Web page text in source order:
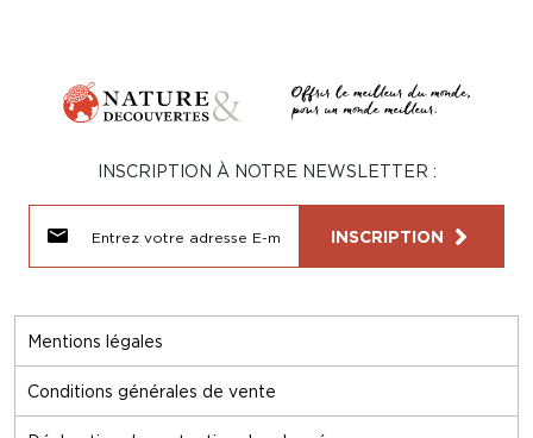
Mentions légales
Conditions générales de vente
INSCRIPTION À NOTRE NEWSLETTER :
INSCRIPTION